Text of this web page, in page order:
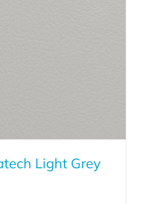
Light Grey